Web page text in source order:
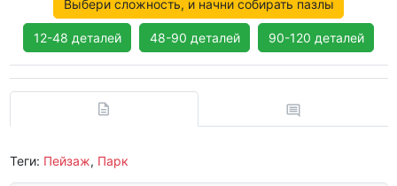
Выбери сложность, и начни собирать пазлы
12-48 деталей 48-90 деталей 90-120 деталей
Теги: Пейзаж, Парк